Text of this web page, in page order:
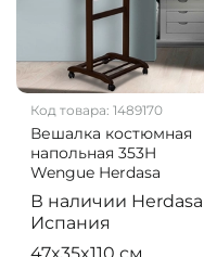
Код товара: 1489170
Вешалка костюмная
напольная 353H
Wengue Herdasa
В наличии Herdasa
Испания
47x35x110 см